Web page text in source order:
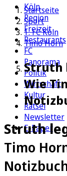
Köln
Region
Freizeit
Restaurants
FC
Panorama
Politik
Wirtschaft
Kultur
Rätsel
Newsletter
E-Paper
Startseite
Sport
1. FC Köln
Timo Horn
Struth
Wie
Struth
Timo